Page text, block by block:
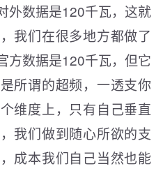
外数据是120千瓦，这就
我们在很多地方都做了
方数据是120千瓦，但它
所谓的超频，一透支你
维度上，只有自己垂直
我们做到随心所欲的支
成本我们自己当然也能